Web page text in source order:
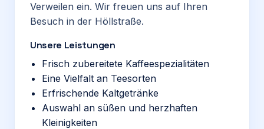
Verweilen ein. Wir freuen uns auf Ihren
Besuch in der Höllstraße.
Unsere Leistungen
Frisch zubereitete Kaffeespezialitäten
Eine Vielfalt an Teesorten
Erfrischende Kaltgetränke
Auswahl an süßen und herzhaften
Kleinigkeiten